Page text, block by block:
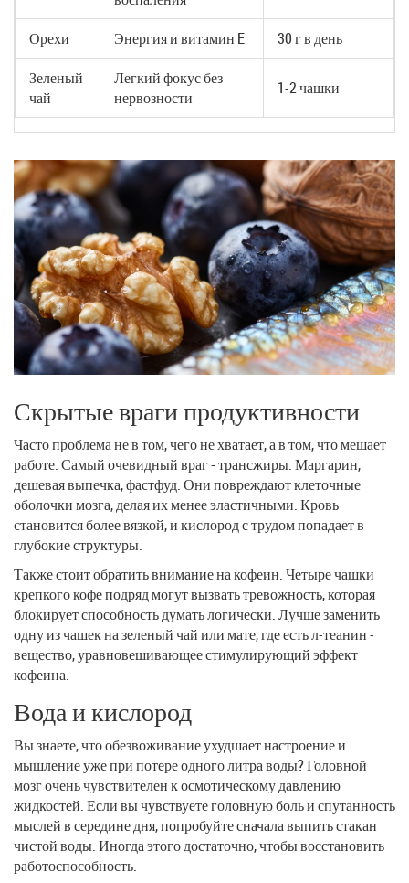
Орехи
Энергия и витамин E
30 г в день
Зеленый
чай
Легкий фокус без
нервозности
1-2 чашки
Скрытые враги продуктивности
Часто проблема не в том, чего не хватает, а в том, что мешает
работе. Самый очевидный враг - трансжиры. Маргарин,
дешевая выпечка, фастфуд. Они повреждают клеточные
оболочки мозга, делая их менее эластичными. Кровь
становится более вязкой, и кислород с трудом попадает в
глубокие структуры.
Также стоит обратить внимание на кофеин. Четыре чашки
крепкого кофе подряд могут вызвать тревожность, которая
блокирует способность думать логически. Лучше заменить
одну из чашек на зеленый чай или мате, где есть л-теанин -
вещество, уравновешивающее стимулирующий эффект
кофеина.
Вода и кислород
Вы знаете, что обезвоживание ухудшает настроение и
мышление уже при потере одного литра воды? Головной
мозг очень чувствителен к осмотическому давлению
жидкостей. Если вы чувствуете головную боль и спутанность
мыслей в середине дня, попробуйте сначала выпить стакан
чистой воды. Иногда этого достаточно, чтобы восстановить
работоспособность.